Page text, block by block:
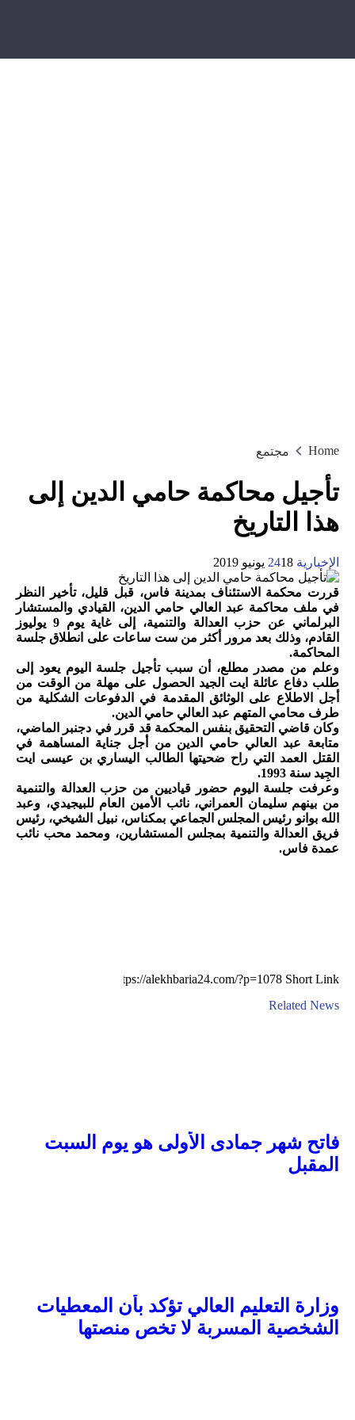
Home مجتمع
تأجيل محاكمة حامي الدين إلى
هذا التاريخ
الإخبارية 24 18 يونيو 2019
قررت محكمة الاستئناف بمدينة فاس، قبل قليل، تأخير النظر
في ملف محاكمة عبد العالي حامي الدين، القيادي والمستشار
البرلماني عن حزب العدالة والتنمية، إلى غاية يوم 9 يوليوز
القادم، وذلك بعد مرور أكثر من ست ساعات على انطلاق جلسة
المحاكمة.
وعلم من مصدر مطلع، أن سبب تأجيل جلسة اليوم يعود إلى
طلب دفاع عائلة ايت الجيد الحصول على مهلة من الوقت من
أجل الاطلاع على الوثائق المقدمة في الدفوعات الشكلية من
طرف محامي المتهم عبد العالي حامي الدين.
وكان قاضي التحقيق بنفس المحكمة قد قرر في دجنبر الماضي،
متابعة عبد العالي حامي الدين من أجل جناية المساهمة في
القتل العمد التي راح ضحيتها الطالب اليساري بن عيسى ايت
الجِيد سنة 1993.
وعرفت جلسة اليوم حضور قياديين من حزب العدالة والتنمية
من بينهم سليمان العمراني، نائب الأمين العام للبيجيدي، وعبد
الله بوانو رئيس المجلس الجماعي بمكناس، نبيل الشيخي، رئيس
فريق العدالة والتنمية بمجلس المستشارين، ومحمد محب نائب
عمدة فاس.
Short Link
Related News
فاتح شهر جمادى الأولى هو يوم السبت
المقبل
وزارة التعليم العالي تؤكد بأن المعطيات
الشخصية المسربة لا تخص منصتها